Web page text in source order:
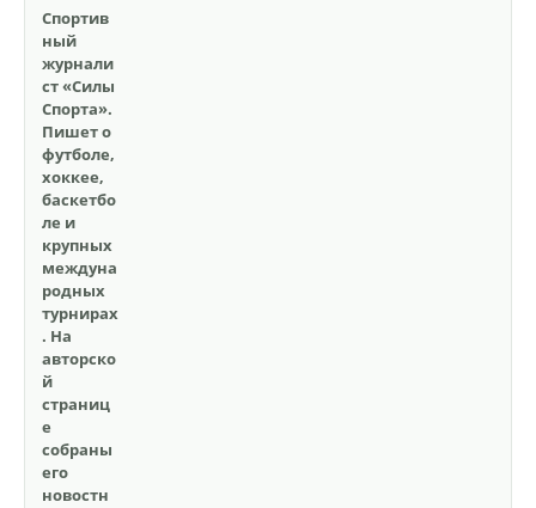
Спортив
ный
журнали
ст «Силы
Спорта».
Пишет о
футболе,
хоккее,
баскетбо
ле и
крупных
междуна
родных
турнирах
. На
авторско
й
страниц
е
собраны
его
новостн